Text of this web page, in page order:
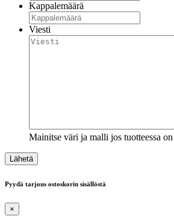
Kappalemäärä
Viesti
Mainitse väri ja malli jos tuotteessa
Pyydä tarjous ostoskorin sisällöstä
×